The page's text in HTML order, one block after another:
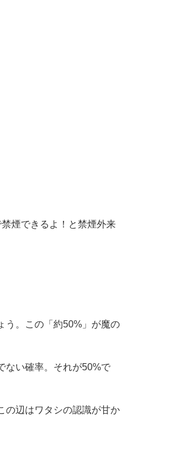
煙できるよ！と禁煙外来
う。この「約50%」が魔の
ない確率。それが50%で
の辺はワタシの認識が甘か